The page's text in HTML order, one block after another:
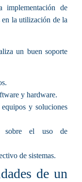
de
en la utilización de la
un buen soporte
y hardware.
y soluciones
sobre el uso de
de sistemas.
de un